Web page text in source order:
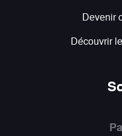
Devenir
Découvrir